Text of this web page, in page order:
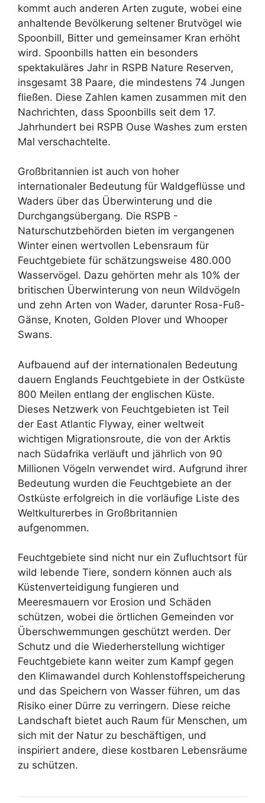
kommt auch anderen Arten zugute, wobei eine
anhaltende Bevölkerung seltener Brutvögel wie
Spoonbill, Bitter und gemeinsamer Kran erhöht
wird. Spoonbills hatten ein besonders
spektakuläres Jahr in RSPB Nature Reserven,
insgesamt 38 Paare, die mindestens 74 Jungen
fließen. Diese Zahlen kamen zusammen mit den
Nachrichten, dass Spoonbills seit dem 17.
Jahrhundert bei RSPB Ouse Washes zum ersten
Mal verschachtelte.
Großbritannien ist auch von hoher
internationaler Bedeutung für Waldgeflüsse und
Waders über das Überwinterung und die
Durchgangsübergang. Die RSPB -
Naturschutzbehörden bieten im vergangenen
Winter einen wertvollen Lebensraum für
Feuchtgebiete für schätzungsweise 480.000
Wasservögel. Dazu gehörten mehr als 10% der
britischen Überwinterung von neun Wildvögeln
und zehn Arten von Wader, darunter Rosa-Fuß-
Gänse, Knoten, Golden Plover und Whooper
Swans.
Aufbauend auf der internationalen Bedeutung
dauern Englands Feuchtgebiete in der Ostküste
800 Meilen entlang der englischen Küste.
Dieses Netzwerk von Feuchtgebieten ist Teil
der East Atlantic Flyway, einer weltweit
wichtigen Migrationsroute, die von der Arktis
nach Südafrika verläuft und jährlich von 90
Millionen Vögeln verwendet wird. Aufgrund ihrer
Bedeutung wurden die Feuchtgebiete an der
Ostküste erfolgreich in die vorläufige Liste des
Weltkulturerbes in Großbritannien
aufgenommen.
Feuchtgebiete sind nicht nur ein Zufluchtsort für
wild lebende Tiere, sondern können auch als
Küstenverteidigung fungieren und
Meeresmauern vor Erosion und Schäden
schützen, wobei die örtlichen Gemeinden vor
Überschwemmungen geschützt werden. Der
Schutz und die Wiederherstellung wichtiger
Feuchtgebiete kann weiter zum Kampf gegen
den Klimawandel durch Kohlenstoffspeicherung
und das Speichern von Wasser führen, um das
Risiko einer Dürre zu verringern. Diese reiche
Landschaft bietet auch Raum für Menschen, um
sich mit der Natur zu beschäftigen, und
inspiriert andere, diese kostbaren Lebensräume
zu schützen.